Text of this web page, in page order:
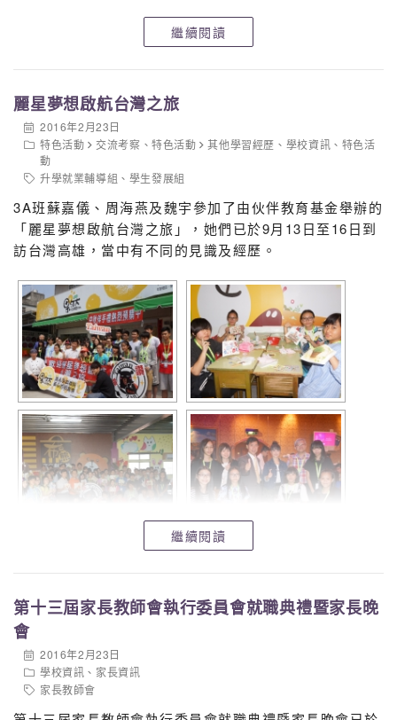
繼續閱讀
麗星夢想啟航台灣之旅
2016年2月23日
特色活動
交流考察 、特色活動 其他學習經歷 、 學校資訊 、 特色活
動
升學就業輔導組 、 學生發展組
3A班蘇嘉儀、周海燕及魏宇參加了由伙伴教育基金舉辦的
「麗星夢想啟航台灣之旅」，她們已於9月13日至16日到
訪台灣高雄，當中有不同的見識及經歷。
繼續閱讀
第十三屆家長教師會執行委員會就職典禮暨家長晚
會
2016年2月23日
學校資訊 、 家長資訊
家長教師會